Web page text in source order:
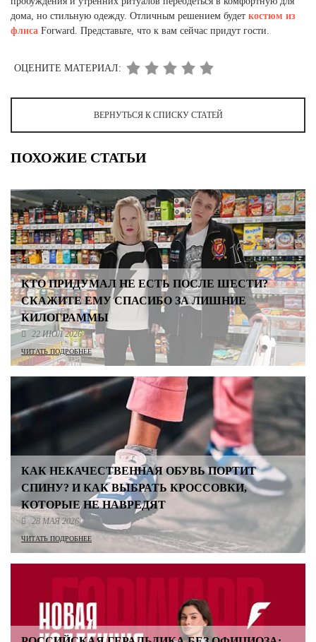
дома, но стильную одежду. Отличным решением будет костюм из
флиса Forward. Представьте, что к вам сейчас придут гости.
ОЦЕНИТЕ МАТЕРИАЛ:
ВЕРНУТЬСЯ К СПИСКУ СТАТЕЙ
ПОХОЖИЕ СТАТЬИ
КТО ПРИДУМАЛ НЕ ЕСТЬ ПОСЛЕ ШЕСТИ?
СКАЖИТЕ ЕМУ СПАСИБО ЗА ЛИШНИЕ
КИЛОГРАММЫ
22 ИЮЛ 2026
ЧИТАТЬ ПОДРОБНЕЕ
КАК НЕКАЧЕСТВЕННАЯ ОБУВЬ ПОРТИТ
СПИНУ? И КАК ВЫБРАТЬ КРОССОВКИ,
КОТОРЫЕ НЕ НАВРЕДЯТ
28 МАЯ 2026
ЧИТАТЬ ПОДРОБНЕЕ